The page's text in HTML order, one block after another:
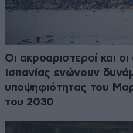
Οι ακροαριστεροί και
Ισπανίας ενώνουν
υποψηφιότητας του
του 2030